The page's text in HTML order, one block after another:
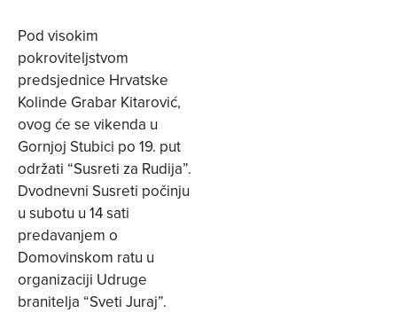
Pod visokim
pokroviteljstvom
predsjednice Hrvatske
Kolinde Grabar Kitarović,
ovog će se vikenda u
Gornjoj Stubici po 19. put
održati “Susreti za Rudija”.
Dvodnevni Susreti počinju
u subotu u 14 sati
predavanjem o
Domovinskom ratu u
organizaciji Udruge
branitelja “Sveti Juraj”.